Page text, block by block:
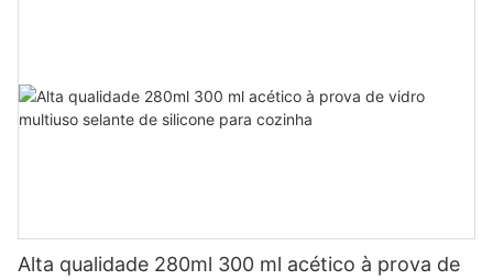
Alta qualidade 280ml 300 ml acético à prova de